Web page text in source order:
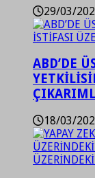
29/03/
ABD’DE
18/03/